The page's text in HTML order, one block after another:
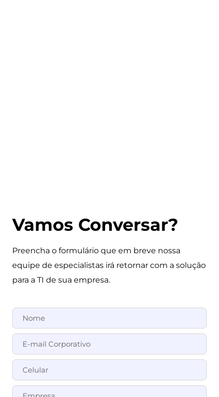
Vamos Conversar?
Preencha o formulário que em breve nossa
equipe de especialistas irá retornar com a solução
para a TI de sua empresa.